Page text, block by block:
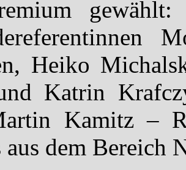
Heiko
Katrin
Kamitz –
aus dem Bereich